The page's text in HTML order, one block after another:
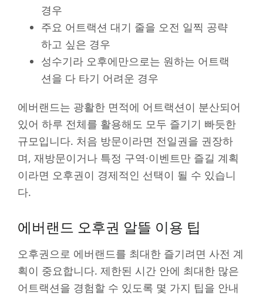
경우
주요 어트랙션 대기 줄을 오전 일찍 공략
하고 싶은 경우
성수기라 오후에만으로는 원하는 어트랙
션을 다 타기 어려운 경우
에버랜드는 광활한 면적에 어트랙션이 분산되어
있어 하루 전체를 활용해도 모두 즐기기 빠듯한
규모입니다. 처음 방문이라면 전일권을 권장하
며, 재방문이거나 특정 구역·이벤트만 즐길 계획
이라면 오후권이 경제적인 선택이 될 수 있습니
다.
에버랜드 오후권 알뜰 이용 팁
오후권으로 에버랜드를 최대한 즐기려면 사전 계
획이 중요합니다. 제한된 시간 안에 최대한 많은
어트랙션을 경험할 수 있도록 몇 가지 팁을 안내